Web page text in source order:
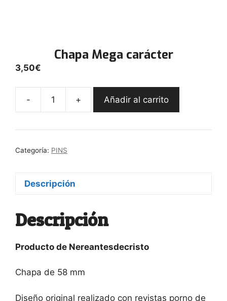
Chapa Mega carácter
3,50€
-
Chapa
carácter
+ Añadir al carrito
Categoría: PINS
Descripción
Descripción
Producto de Nereantesdecristo
Chapa de 58 mm
Diseño original realizado con revistas porno de